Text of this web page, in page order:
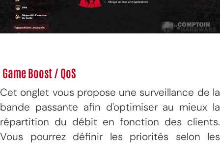
Game Boost / QoS
Cet onglet vous propose une surveillance de la
bande passante afin d'optimiser au mieux la
répartition du débit en fonction des clients.
Vous pourrez définir les priorités selon les